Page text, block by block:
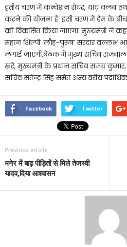
द्वतीय चरण में कन्वेंशन सेंटर, याट् क्लब
करने की योजना है. इसी चरण में डैम के
को विकसित किया जाएगा. मुख्यमंत्री ने
महान शिल्पी ‘लौह-पुरूष’ सरदार वल्लभ
लगाई जाएगी.बैठक में मुख्य सचिव
खरे, मुख्यमंत्री के प्रधान सचिव संजय
सचिव सतेन्द्र सिंह समेत अन्य वरीय
Facebook Twitter
Previous article
मनेर में बाढ़ पीड़ितों से मिले तेजस्वी
यादव,दिया आश्वासन